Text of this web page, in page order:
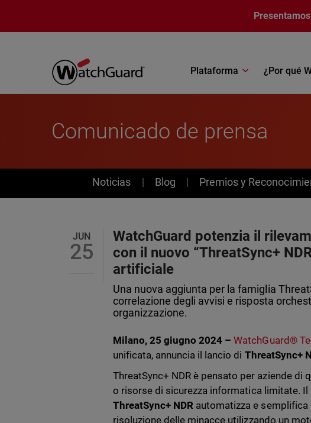
Presentamos
Plataforma ¿Por qué
Comunicado de prensa
News
Noticias Blog Premios y
JUN
25
WatchGuard potenzia il
con il nuovo “ThreatSync+
artificiale
Una nuova aggiunta per la famiglia
correlazione degli avvisi e risposta
organizzazione.
Milano, 25 giugno 2024 –WatchGuard®
unificata, annuncia il lancio di ThreatSync+
ThreatSync+ NDR è pensato per aziende
o risorse di sicurezza informatica limitate.
ThreatSync+ NDR automatizza e
risoluzione delle minacce utilizzando un